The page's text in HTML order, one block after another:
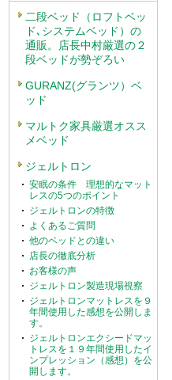
二段ベッド（ロフトベッ
ド､システムベッド）の
通販。店長中村厳選の２
段ベッドが勢ぞろい
GURANZ(グランツ）ベ
ッド
マルトク家具厳選オスス
メベッド
ジェルトロン
安眠の条件 理想的なマット
レスの5つのポイント
ジェルトロンの特徴
よくあるご質問
他のベッドとの違い
店長の徹底分析
お客様の声
ジェルトロン製造現場視察
ジェルトロンマットレスを９
年間使用した感想を公開しま
す。
ジェルトロンエクシードマッ
トレスを１９年間使用したイ
ンプレッション（感想）を公
開します。